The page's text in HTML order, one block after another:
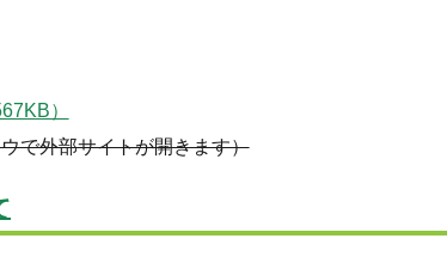
）
で外部サイトが開きます）